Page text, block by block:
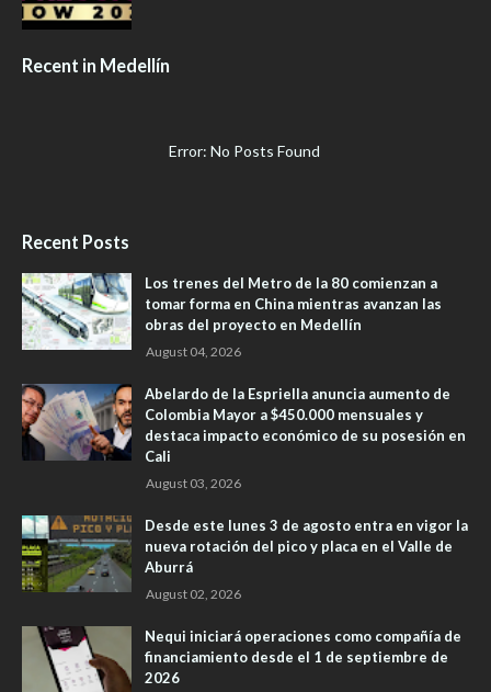
Recent in Medellín
Error: No Posts Found
Recent Posts
Los trenes del Metro de la 80 comienzan a
tomar forma en China mientras avanzan las
obras del proyecto en Medellín
August 04, 2026
Abelardo de la Espriella anuncia aumento de
Colombia Mayor a $450.000 mensuales y
destaca impacto económico de su posesión en
Cali
August 03, 2026
Desde este lunes 3 de agosto entra en vigor la
nueva rotación del pico y placa en el Valle de
Aburrá
August 02, 2026
Nequi iniciará operaciones como compañía de
financiamiento desde el 1 de septiembre de
2026